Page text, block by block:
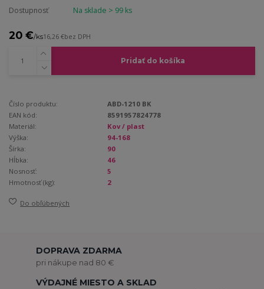
Dostupnosť Na sklade > 99 ks
20 €/ks16,26 €bez DPH
Pridať do košíka
Číslo produktu:
ABD-1210 BK
EAN kód:
8591957824778
Materiál:
Kov / plast
Výška:
94-168
Šírka:
90
Hĺbka:
46
Nosnosť:
5
Hmotnosť (kg):
2
Do obľúbených
DOPRAVA ZDARMA
pri nákupe nad 80 €
VÝDAJNÉ MIESTO A SKLAD